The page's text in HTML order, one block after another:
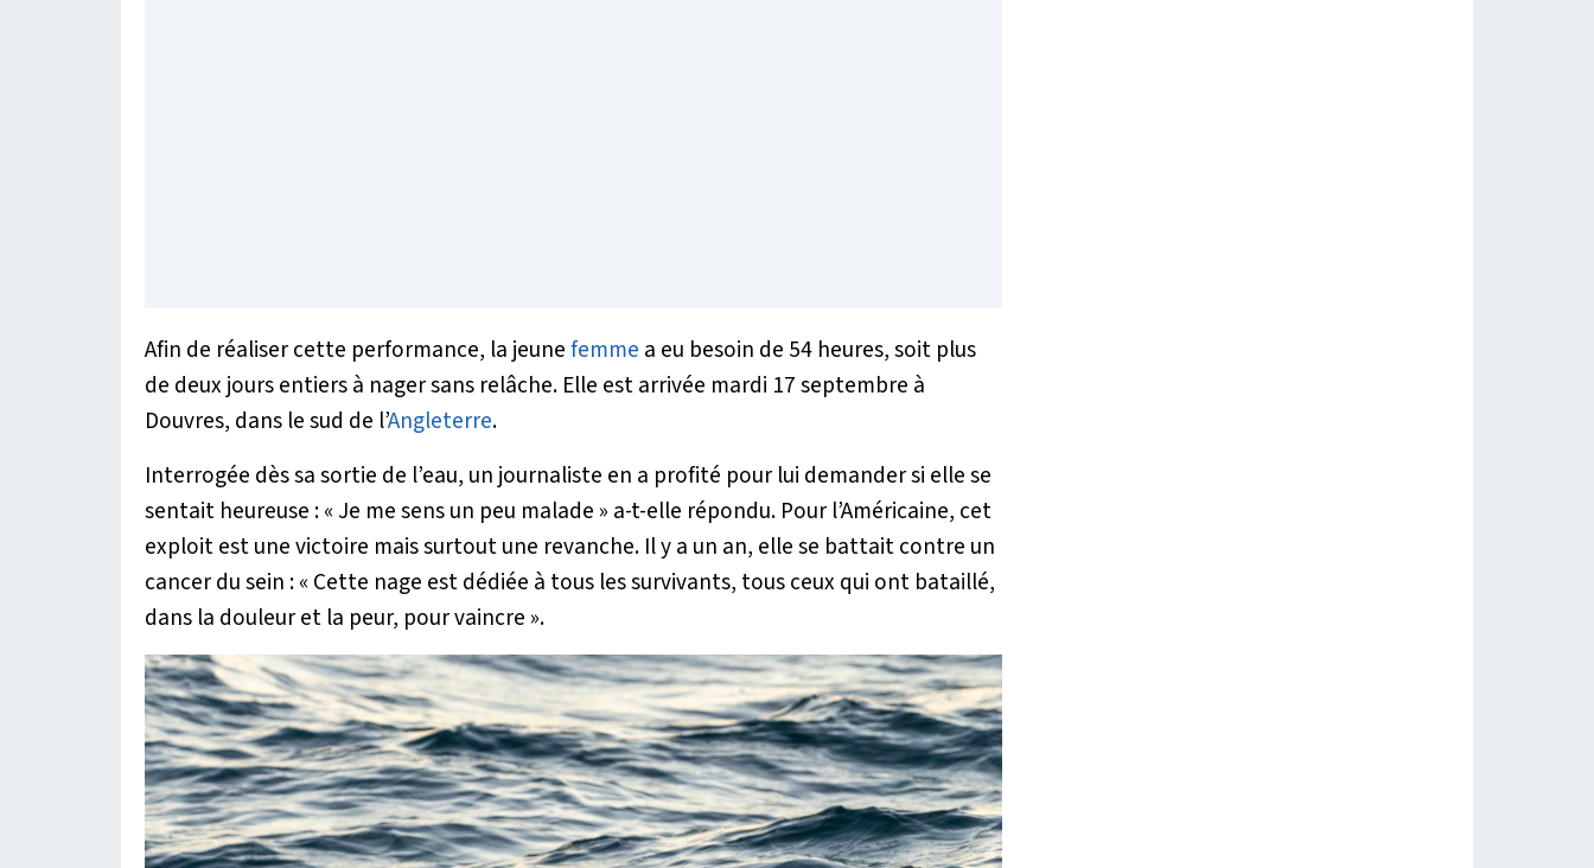
Afin de réaliser cette performance, la jeunefemme a eu besoin de 54 heures, soit plus
de deux jours entiers à nager sans relâche. Elle est arrivée mardi 17 septembre à
Douvres, dans le sud de l’Angleterre.
Interrogée dès sa sortie de l’eau, un journaliste en a profité pour lui demander si elle se
sentait heureuse : « Je me sens un peu malade » a-t-elle répondu. Pour l’Américaine, cet
exploit est une victoire mais surtout une revanche. Il y a un an, elle se battait contre un
cancer du sein : « Cette nage est dédiée à tous les survivants, tous ceux qui ont bataillé,
dans la douleur et la peur, pour vaincre ».